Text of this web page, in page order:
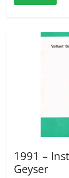
1991 –
Geyser